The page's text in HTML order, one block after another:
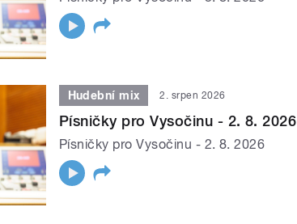
Hudební mix 2. srpen 2026
Písničky pro Vysočinu - 2. 8. 2026
Písničky pro Vysočinu - 2. 8. 2026